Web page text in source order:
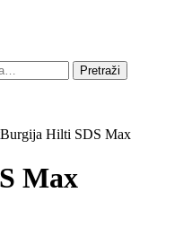
Pretraži
Burgija Hilti SDS Max
Max